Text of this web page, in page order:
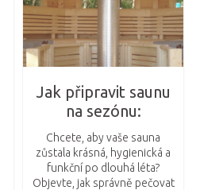
Jak připravit saunu
na sezónu:
Kompletní péče o
dřevo s produkty
Teknos
Chcete, aby vaše sauna
zůstala krásná, hygienická a
funkční po dlouhá léta?
Objevte, jak správně pečovat